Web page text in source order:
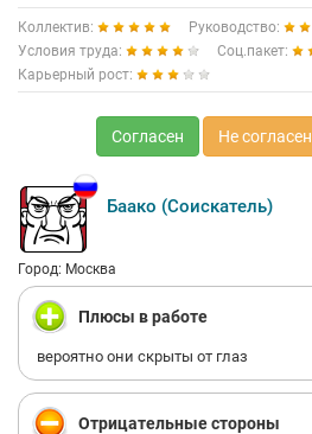
Коллектив:
Руководство:
Условия труда:
Соц.пакет:
Карьерный рост:
Согласен Не согласен
Баако (Соискатель)
Город: Москва
Плюсы в работе
вероятно они скрыты от глаз
Отрицательные стороны